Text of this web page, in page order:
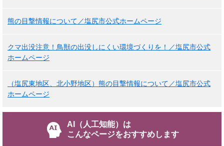
熊の目撃情報について／塩尻市公式ホームページ
クマ出没注意！鳥獣の出没しにくい環境づくりを！／塩尻市公式
ホームページ
（塩尻東地区、北小野地区）熊の目撃情報について／塩尻市公式
ホームページ
AI（人工知能）は
こんなページをおすすめします